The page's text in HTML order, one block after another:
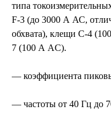
типа
F-3 (до 3000 А АС,
обхвата), клещи C-4
7 (100 А AC).
— коэффициента
— частоты от 40 Гц до